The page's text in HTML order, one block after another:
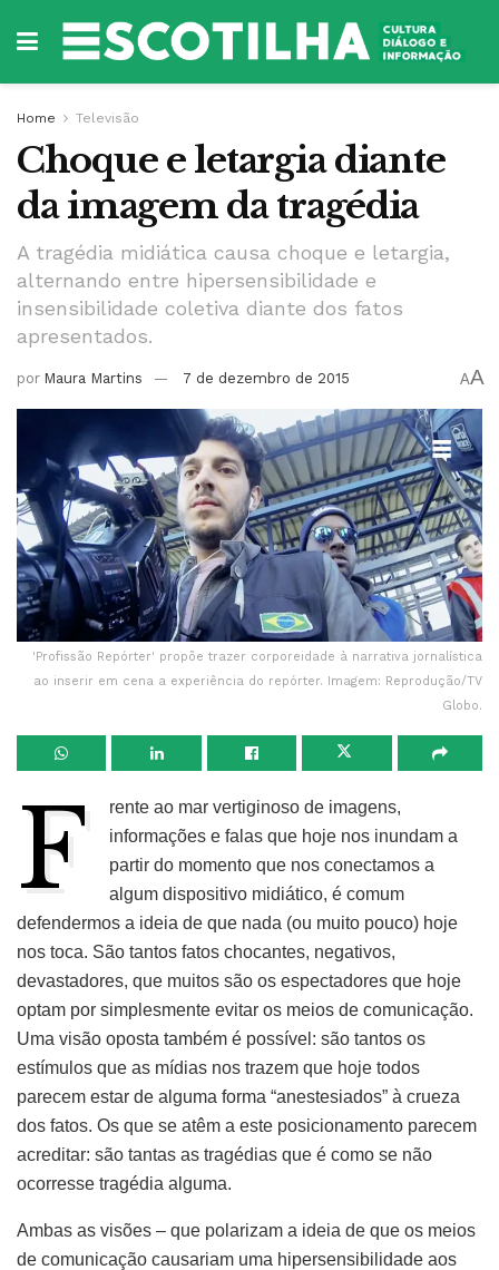
Home Televisão
Choque e letargia diante
da imagem da tragédia
A tragédia midiática causa choque e letargia,
alternando entre hipersensibilidade e
insensibilidade coletiva diante dos fatos
apresentados.
por Maura Martins 7 de dezembro de 2015 AA
'Profissão Repórter' propõe trazer corporeidade à narrativa jornalística
ao inserir em cena a experiência do repórter. Imagem: Reprodução/TV
Globo.
F
rente ao mar vertiginoso de imagens,
informações e falas que hoje nos inundam a
partir do momento que nos conectamos a
algum dispositivo midiático, é comum
defendermos a ideia de que nada (ou muito pouco) hoje
nos toca. São tantos fatos chocantes, negativos,
devastadores, que muitos são os espectadores que hoje
optam por simplesmente evitar os meios de comunicação.
Uma visão oposta também é possível: são tantos os
estímulos que as mídias nos trazem que hoje todos
parecem estar de alguma forma “anestesiados” à crueza
dos fatos. Os que se atêm a este posicionamento parecem
acreditar: são tantas as tragédias que é como se não
ocorresse tragédia alguma.
Ambas as visões – que polarizam a ideia de que os meios
de comunicação causariam uma hipersensibilidade aos